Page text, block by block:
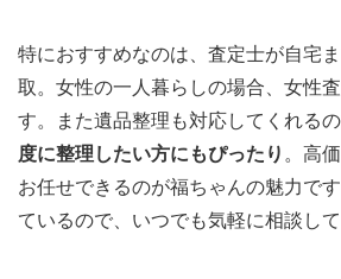
特におすすめなのは、査定士が自宅
取。女性の一人暮らしの場合、女性
す。また遺品整理も対応してくれるの
度に整理したい方にもぴったり 。高
お任せできるのが福ちゃんの魅力で
ているので、いつでも気軽に相談して